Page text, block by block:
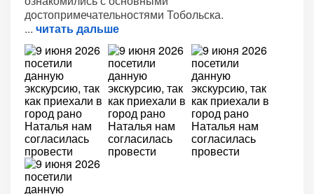
достопримечательностями Тобольска.
читать дальше